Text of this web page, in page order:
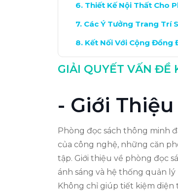
Thiết Kế Nội Thất Cho
Các Ý Tưởng Trang Trí
Kết Nối Với Cộng Đồng
Kết Luận: Tương Lai
GIẢI QUYẾT VẤN ĐỀ
- Giới
Phòng đọc sách thông minh
của công nghệ, những căn
tập. Giới thiệu về phòng đọc
ánh sáng và hệ thống quản
Không chỉ giúp tiết kiệm diện